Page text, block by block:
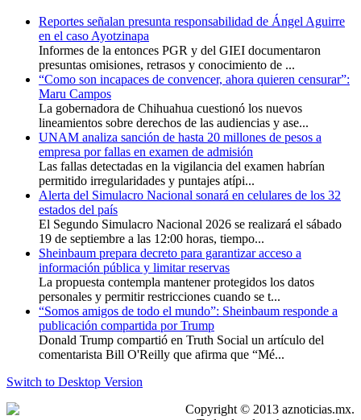
Reportes señalan presunta responsabilidad de Ángel Aguirre
en el caso Ayotzinapa
Informes de la entonces PGR y del GIEI documentaron
presuntas omisiones, retrasos y conocimiento de ...
“Como son incapaces de convencer, ahora quieren censurar”:
Maru Campos
La gobernadora de Chihuahua cuestionó los nuevos
lineamientos sobre derechos de las audiencias y ase...
UNAM analiza sanción de hasta 20 millones de pesos a
empresa por fallas en examen de admisión
Las fallas detectadas en la vigilancia del examen habrían
permitido irregularidades y puntajes atípi...
Alerta del Simulacro Nacional sonará en celulares de los 32
estados del país
El Segundo Simulacro Nacional 2026 se realizará el sábado
19 de septiembre a las 12:00 horas, tiempo...
Sheinbaum prepara decreto para garantizar acceso a
información pública y limitar reservas
La propuesta contempla mantener protegidos los datos
personales y permitir restricciones cuando se t...
“Somos amigos de todo el mundo”: Sheinbaum responde a
publicación compartida por Trump
Donald Trump compartió en Truth Social un artículo del
comentarista Bill O'Reilly que afirma que “Mé...
Switch to Desktop Version
Copyright © 2013 aznoticias.mx.